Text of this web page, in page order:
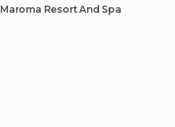
Maroma Resort And Spa